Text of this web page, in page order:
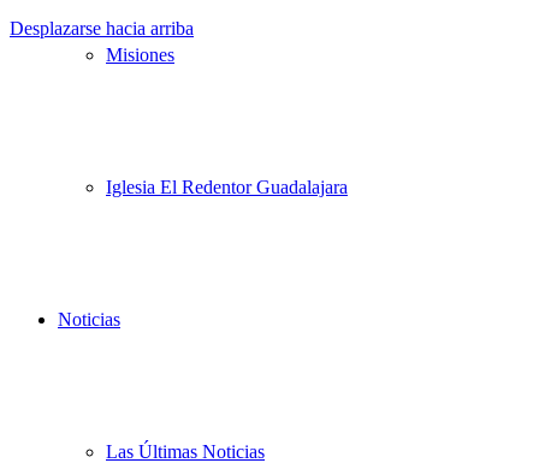
Misiones
Iglesia El Redentor Guadalajara
Noticias
Las Últimas Noticias
Desplazarse hacia arriba